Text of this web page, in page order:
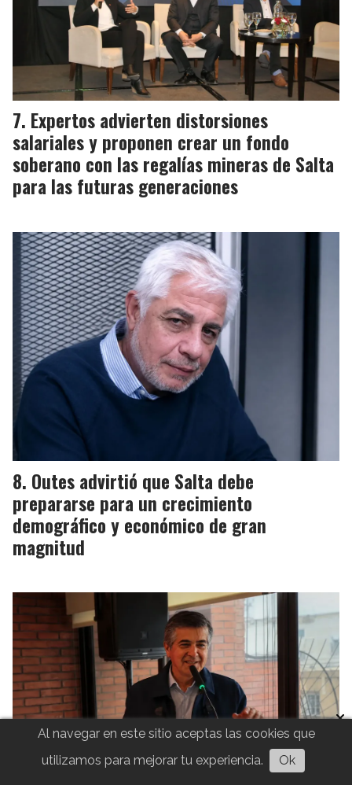
Expertos advierten distorsiones
salariales y proponen crear un fondo
soberano con las regalías mineras de Salta
para las futuras generaciones
Outes advirtió que Salta debe
prepararse para un crecimiento
demográfico y económico de gran
magnitud
Al navegar en este sitio aceptas las cookies que
utilizamos para mejorar tu experiencia.
Ok